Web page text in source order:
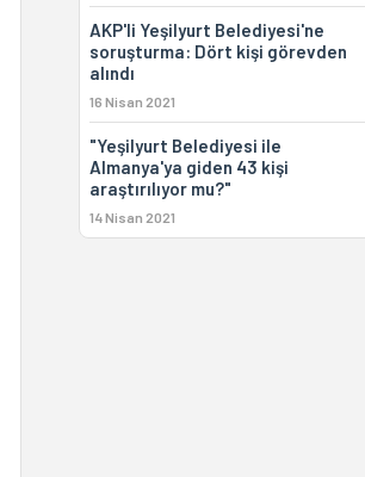
AKP'li Yeşilyurt Belediyesi'ne
soruşturma: Dört kişi görevden
alındı
16 Nisan 2021
"Yeşilyurt Belediyesi ile
Almanya'ya giden 43 kişi
araştırılıyor mu?"
14 Nisan 2021